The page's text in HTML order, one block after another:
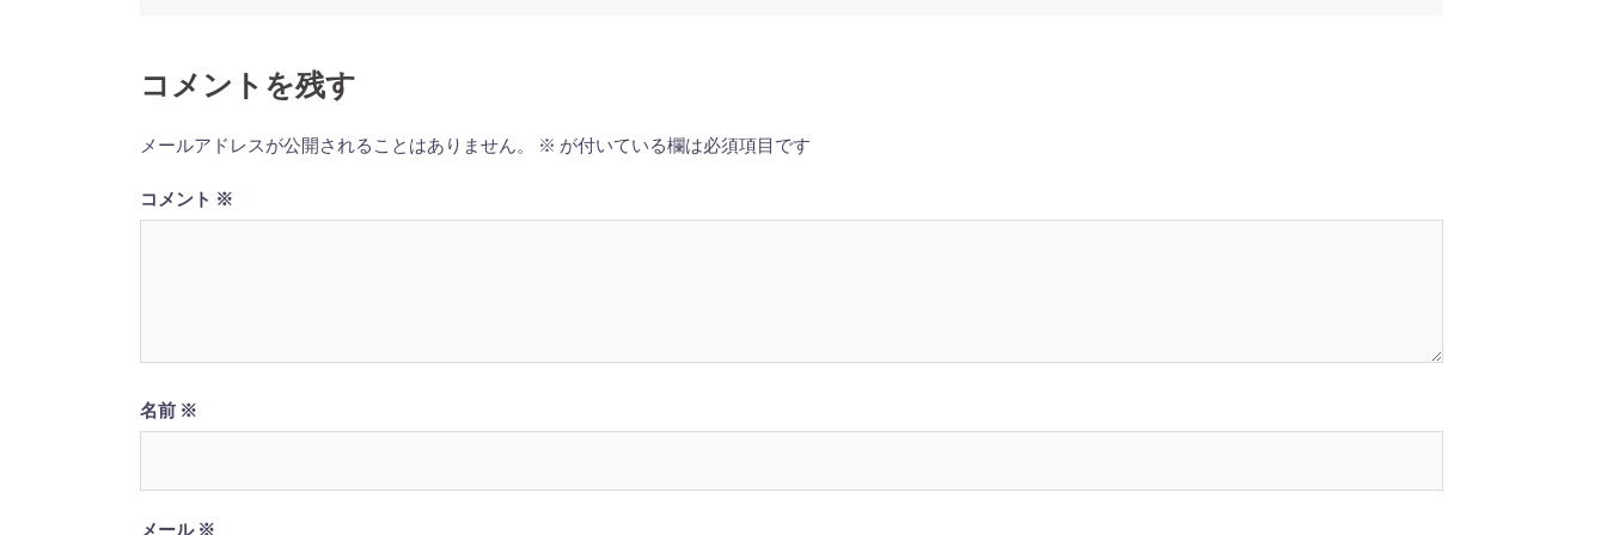
ゲ
ー
シ
ョ
ン
コメントを残す
メールアドレスが公開されることはありません。 ※ が付いている欄は必須項目です
コメント ※
名前 ※
メール ※